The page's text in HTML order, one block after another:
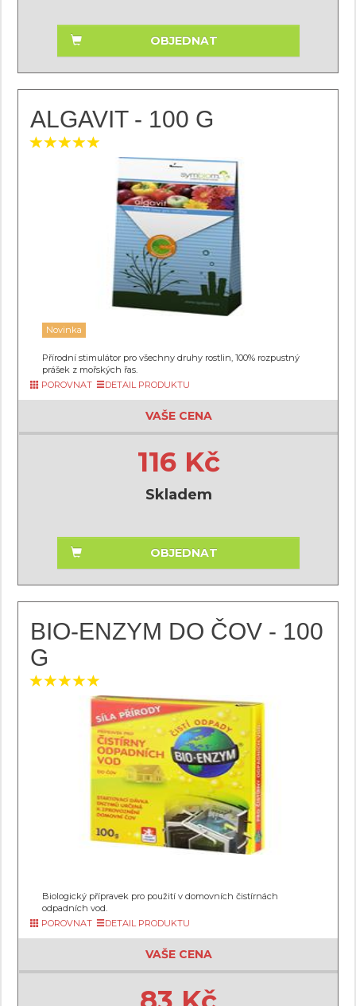
OBJEDNAT
ALGAVIT - 100 G
Novinka
Přírodní stimulátor pro všechny druhy rostlin, 100% rozpustný
prášek z mořských řas.
POROVNAT
DETAIL PRODUKTU
VAŠE CENA
116 Kč
Skladem
OBJEDNAT
BIO-ENZYM DO ČOV - 100
G
Biologický přípravek pro použití v domovních čistírnách
odpadních vod.
POROVNAT
DETAIL PRODUKTU
VAŠE CENA